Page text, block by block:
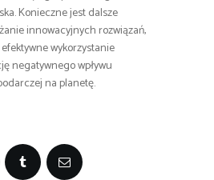
Konieczne jest dalsze
innowacyjnych rozwiązań,
wykorzystanie
negatywnego wpływu
na planetę.